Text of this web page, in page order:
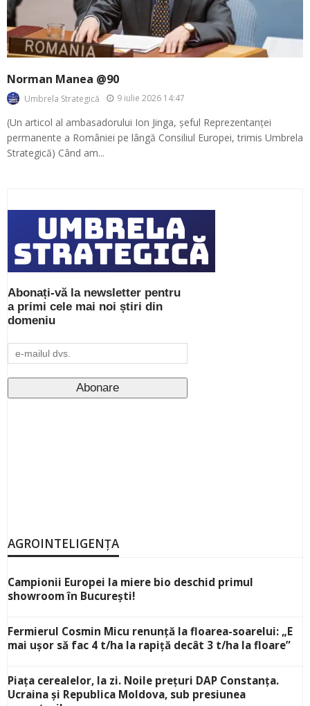
Norman Manea @90
Umbrela Strategică 9 iulie 2026 14:47
(Un articol al ambasadorului Ion Jinga, șeful Reprezentanței
permanente a României pe lângă Consiliul Europei, trimis Umbrela
Strategică) Când am...
Abonați-vă la newsletter pentru
a primi cele mai noi știri din
domeniu
AGROINTELIGENȚA
Campionii Europei la miere bio deschid primul
showroom în București!
Fermierul Cosmin Micu renunță la floarea-soarelui: „E
mai ușor să fac 4 t/ha la rapiță decât 3 t/ha la floare”
Piața cerealelor, la zi. Noile prețuri DAP Constanța.
Ucraina și Republica Moldova, sub presiunea